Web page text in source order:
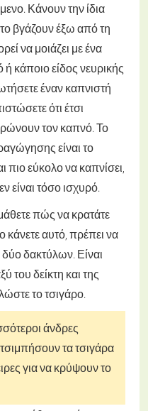
Κάνουν την ίδια
βγάζουν έξω από τη
να μοιάζει με ένα
κάποιο είδος νευρικής
έναν καπνιστή
ότι έτσι
τον καπνό. Το
είναι το
πιο εύκολο να καπνίσει,
είναι τόσο ισχυρό.
πώς να κρατάτε
κάνετε αυτό, πρέπει να
δακτύλων. Είναι
του δείκτη και της
το τσιγάρο.
άνδρες
τα τσιγάρα
για να κρύψουν το